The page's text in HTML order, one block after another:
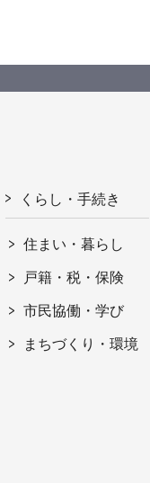
くらし・手続き
住まい・暮らし
戸籍・税・保険
市民協働・学び
まちづくり・環境